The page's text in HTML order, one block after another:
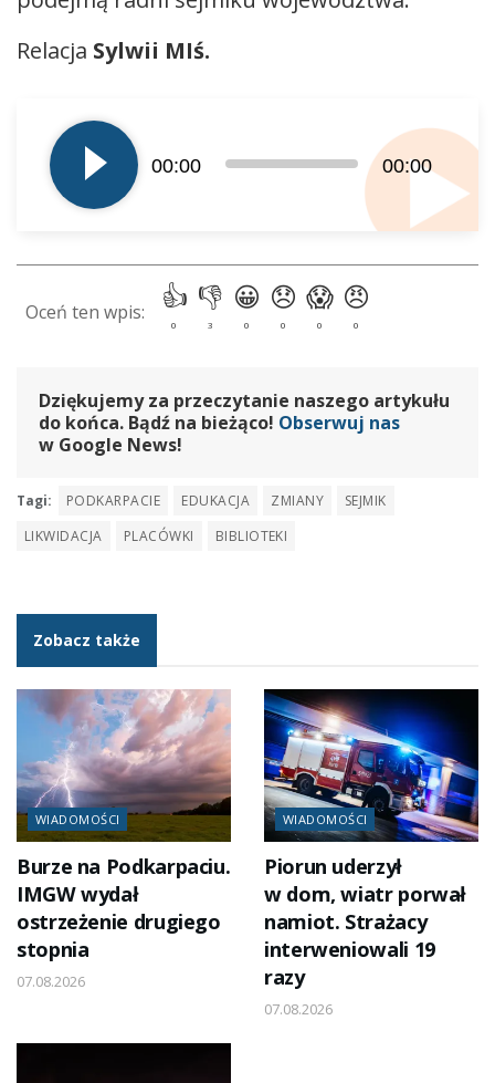
Relacja Sylwii MIś.
plików
dźwiękowych
00:00 00:00
Dziękujemy za przeczytanie naszego artykułu
do końca. Bądź na bieżąco! Obserwuj nas
w Google News!
Tagi: PODKARPACIE EDUKACJA ZMIANY
SEJMIK
LIKWIDACJA
PLACÓWKI BIBLIOTEKI
Zobacz także
WIADOMOŚCI
Burze na Podkarpaciu.
IMGW wydał
ostrzeżenie drugiego
stopnia
07.08.2026
WIADOMOŚCI
Piorun uderzył
w dom, wiatr porwał
namiot. Strażacy
interweniowali 19
razy
07.08.2026